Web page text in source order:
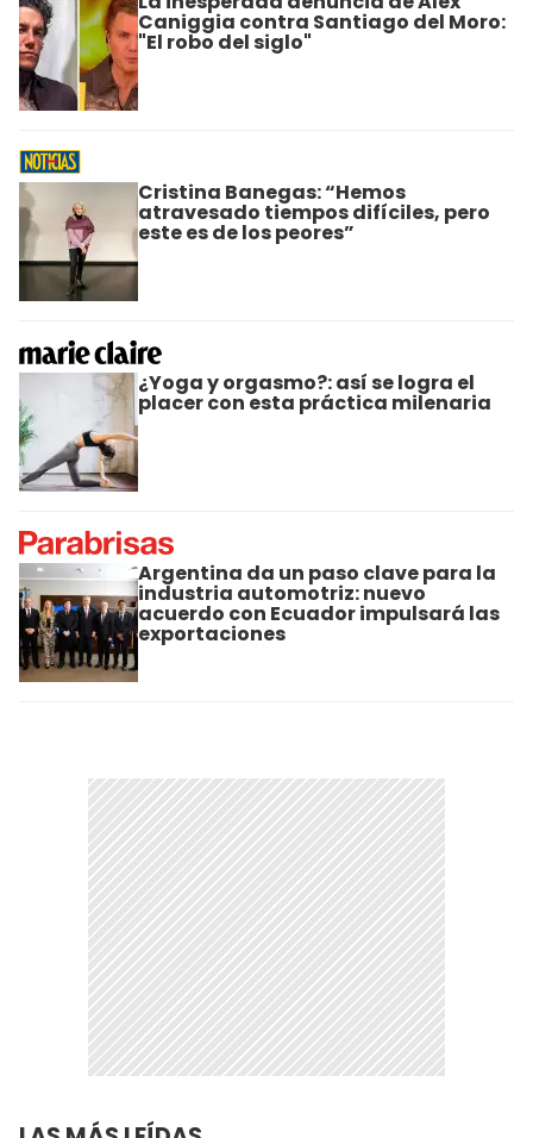
Caniggia contra Santiago del Moro:
"El robo del siglo"
Cristina Banegas: “Hemos
atravesado tiempos difíciles, pero
este es de los peores”
¿Yoga y orgasmo?: así se logra el
placer con esta práctica milenaria
Argentina da un paso clave para la
industria automotriz: nuevo
acuerdo con Ecuador impulsará las
exportaciones